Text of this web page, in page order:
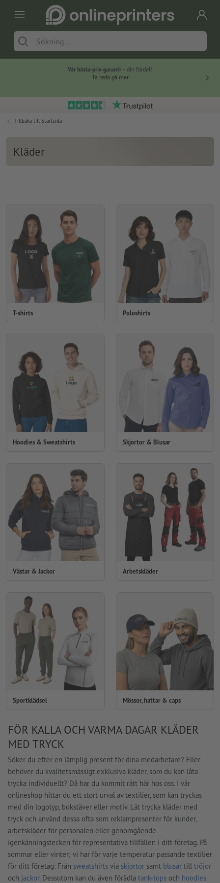
Vår bästa-pris-garanti – din fördel!
Ta reda på mer
Tillbaka till Startsida
Kläder
T-shirts Poloshirts
Hoodies & Sweatshirts Skjortor & Blusar
Västar & Jackor Arbetskläder
Sportklädsel Mössor, hattar & caps
FÖR KALLA OCH VARMA DAGAR KLÄDER
MED TRYCK
Söker du efter en lämplig present för dina medarbetare? Eller
behöver du kvalitetsmässigt exklusiva kläder, som du kan låta
trycka individuellt? Då har du kommit rätt här hos oss. I vår
onlineshop hittar du ett stort urval av textilier, som kan tryckas
med din logotyp, bokstäver eller motiv. Låt trycka kläder med
tryck och använd dessa ofta som reklampresenter för kunder,
arbetskläder för personalen eller genomgående
igenkänningstecken för representativa tillfällen i ditt företag. På
sommar eller vinter; vi har för varje temperatur passande textilier
för ditt företag: Från sweatshirts via skjortor samt blusar till tröjor
och jackor. Dessutom kan du även förädla tank-tops och hoodies